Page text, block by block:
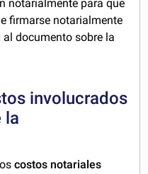
notarialmente para que
firmarse notarialmente
al documento sobre la
involucrados
la
costos notariales